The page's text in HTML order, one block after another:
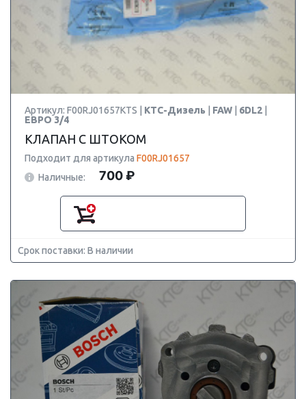
Артикул: F00RJ01657KTS | КТС-Дизель FAW 6DL2
ЕВРО 3/4
КЛАПАН С ШТОКОМ
Подходит для артикула F00RJ01657
Наличные:
700 ₽
Срок поставки: В наличии